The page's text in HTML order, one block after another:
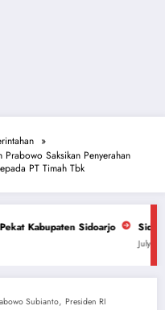
Saksikan Penyerahan
PT Timah Tbk
Sidoarjo Darurat Miras dan
Subianto, Presiden RI